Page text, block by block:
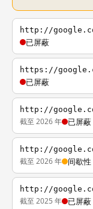
http://
已屏蔽
https://
已屏蔽
http://
截至 2026 年 已屏蔽
http://
截至 2026 年 间歇性
http://
截至 2025 年 已屏蔽